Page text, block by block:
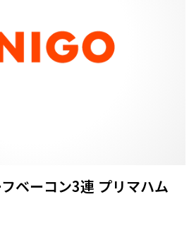
ベーコン3連 プリマハム